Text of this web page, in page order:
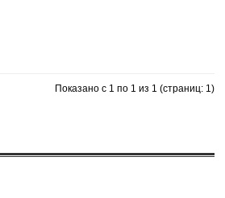
Показано с 1 по 1 из 1 (страниц: 1)